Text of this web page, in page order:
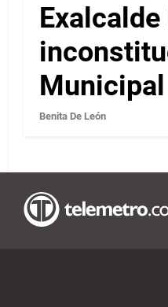
Municipal
Benita De León